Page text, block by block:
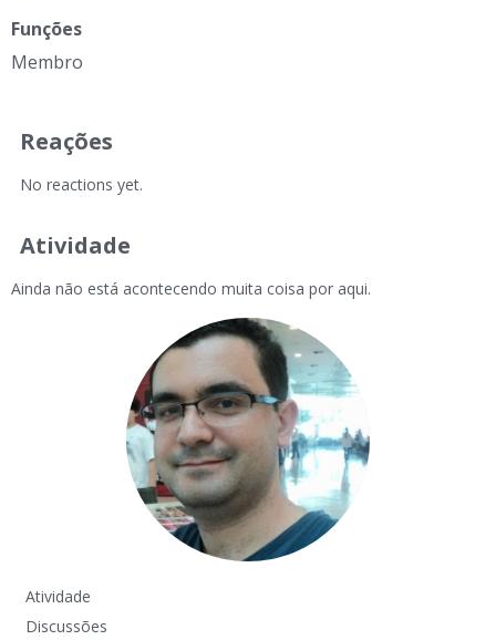
Funções
Membro
Reações
No reactions yet.
Atividade
Ainda não está acontecendo muita coisa por aqui.
Atividade
Discussões